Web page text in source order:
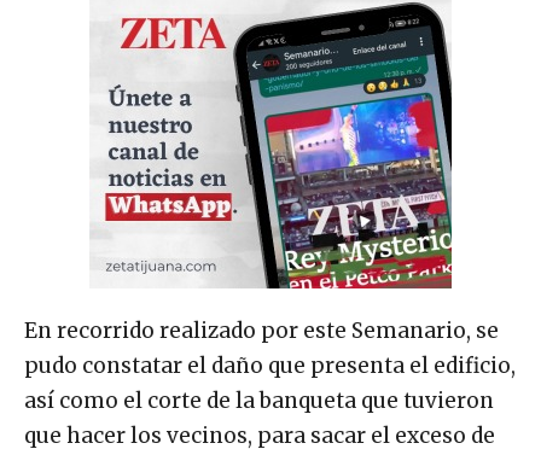
En recorrido realizado por este Semanario, se
pudo constatar el daño que presenta el edificio,
así como el corte de la banqueta que tuvieron
que hacer los vecinos, para sacar el exceso de